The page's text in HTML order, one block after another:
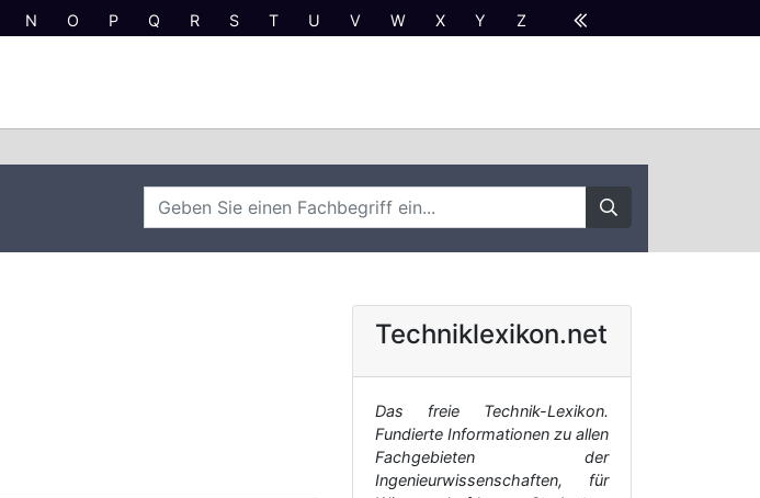
N O P Q R S T U V W X Y Z
Techniklexikon.net
Das freie Technik-Lexikon.
Fundierte Informationen zu allen
Fachgebieten der
Ingenieurwissenschaften, für